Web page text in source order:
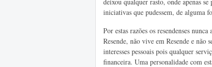
iniciativas que pudessem, de alguma
Por estas razões os resendenses
Resende, não vive em Resende e não
interesses pessoais pois qualquer
financeira. Uma personalidade com